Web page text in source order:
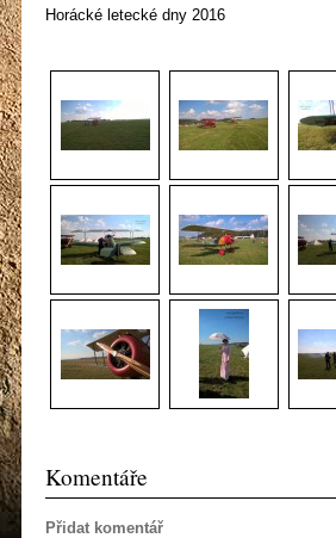
Horácké letecké dny 2016
Komentáře
Přidat komentář